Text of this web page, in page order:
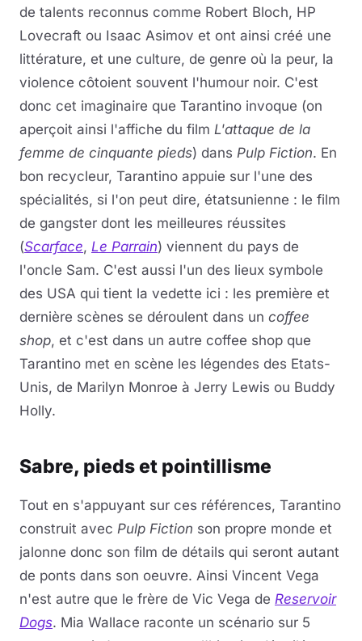
de talents reconnus comme Robert Bloch, HP
Lovecraft ou Isaac Asimov et ont ainsi créé une
littérature, et une culture, de genre où la peur, la
violence côtoient souvent l'humour noir. C'est
donc cet imaginaire que Tarantino invoque (on
aperçoit ainsi l'affiche du film L'attaque de la
femme de cinquante pieds) dans Pulp Fiction. En
bon recycleur, Tarantino appuie sur l'une des
spécialités, si l'on peut dire, étatsunienne : le film
de gangster dont les meilleures réussites
(Scarface, Le Parrain) viennent du pays de
l'oncle Sam. C'est aussi l'un des lieux symbole
des USA qui tient la vedette ici : les première et
dernière scènes se déroulent dans un coffee
shop, et c'est dans un autre coffee shop que
Tarantino met en scène les légendes des Etats-
Unis, de Marilyn Monroe à Jerry Lewis ou Buddy
Holly.
Sabre, pieds et pointillisme
Tout en s'appuyant sur ces références, Tarantino
construit avec Pulp Fiction son propre monde et
jalonne donc son film de détails qui seront autant
de ponts dans son oeuvre. Ainsi Vincent Vega
n'est autre que le frère de Vic Vega de Reservoir
Dogs. Mia Wallace raconte un scénario sur 5